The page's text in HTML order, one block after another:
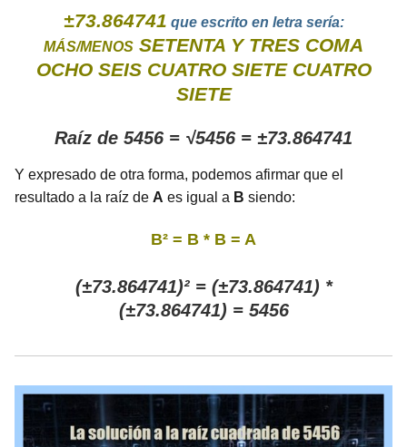
±73.864741 que escrito en letra sería:
MÁS/MENOS SETENTA Y TRES COMA
OCHO SEIS CUATRO SIETE CUATRO
SIETE
Raíz de 5456 = √5456 = ±73.864741
Y expresado de otra forma, podemos afirmar que el
resultado a la raíz de A es igual a B siendo:
B² = B * B = A
(±73.864741)² = (±73.864741) *
(±73.864741) = 5456